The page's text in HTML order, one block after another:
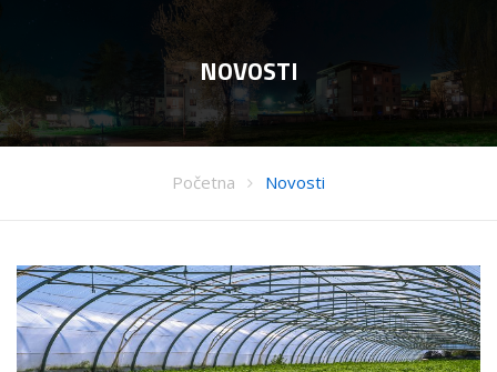
NOVOSTI
Početna Novosti